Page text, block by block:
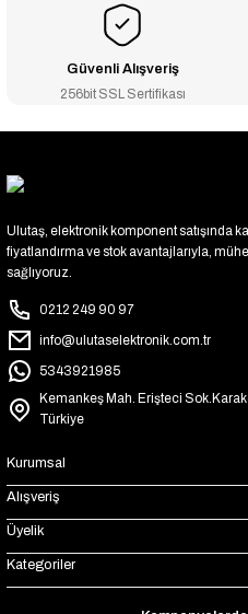
Güvenli Alışveriş
256bit SSL Sertifikası
Ulutaş, elektronik komponent satışında
fiyatlandırma ve stok avantajlarıyla,
sağlıyoruz.
0212 249 90 97
info@ulutaselektronik.com.tr
5343921985
Kemankeş Mah. Erişteci
Türkiye
Kurumsal
Alışveriş
Üyelik
Kategoriler